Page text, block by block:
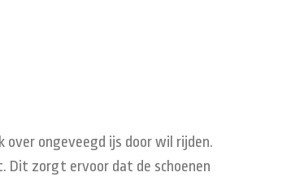
over ongeveegd ijs door wil rijden.
Dit zorgt ervoor dat de schoenen